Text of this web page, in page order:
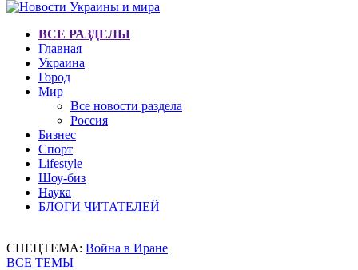
ВСЕ РАЗДЕЛЫ
Главная
Украина
Город
Мир
Все новости раздела
Россия
Бизнес
Спорт
Lifestyle
Шоу-биз
Наука
БЛОГИ ЧИТАТЕЛЕЙ
СПЕЦТЕМА: Война в Иране
ВСЕ ТЕМЫ